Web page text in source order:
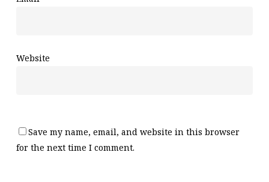
Website
Save my name, email, and website in this browser
for the next time I comment.